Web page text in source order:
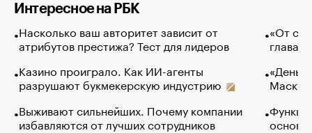
Интересное на РБК
Насколько ваш авторитет зависит от
атрибутов престижа? Тест для лидеров
Казино проиграло. Как ИИ-агенты
разрушают букмекерскую индустрию
Выживают сильнейших. Почему компании
избавляются от лучших сотрудников
«От
глава
Маск в
основ